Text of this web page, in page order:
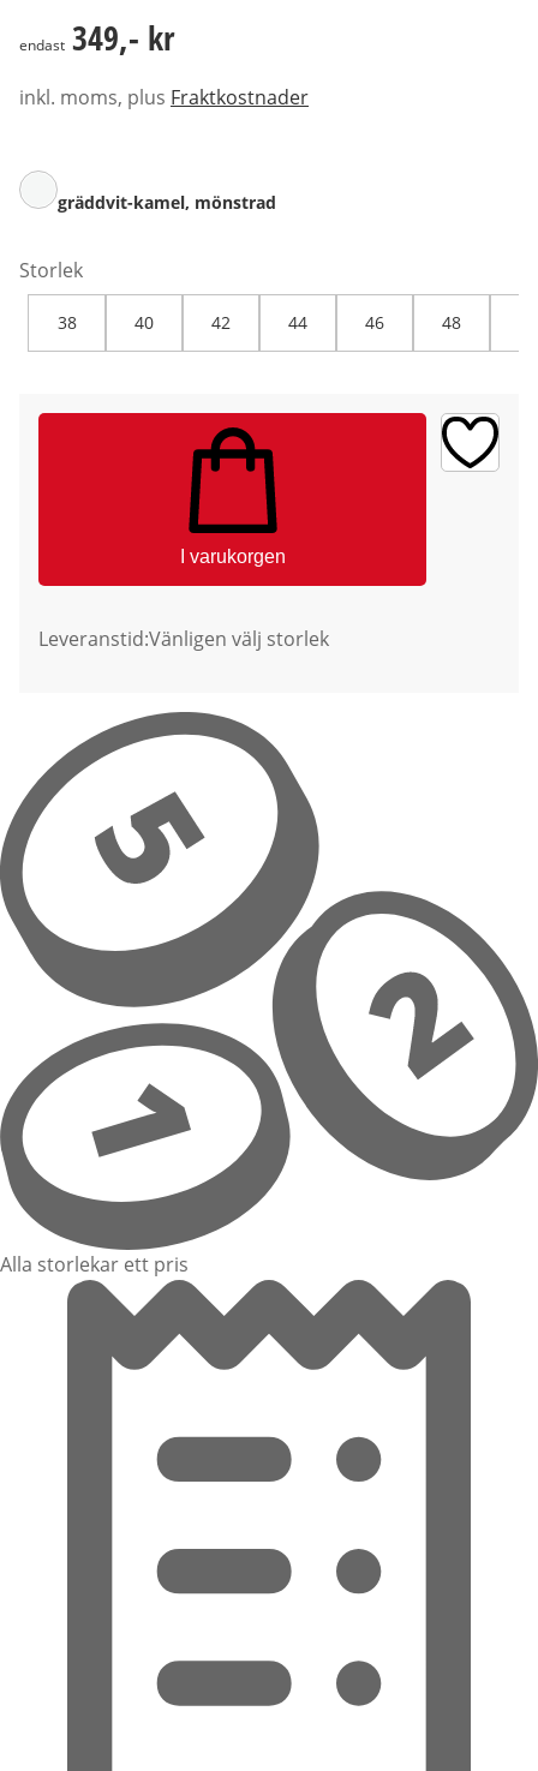
349,- kr
endast 349,- kr
inkl. moms, plus Fraktkostnader
gräddvit-kamel, mönstrad
Storlek
38 40 42 44 46 48
I varukorgen
Leveranstid:Vänligen välj storlek
Alla storlekar ett pris